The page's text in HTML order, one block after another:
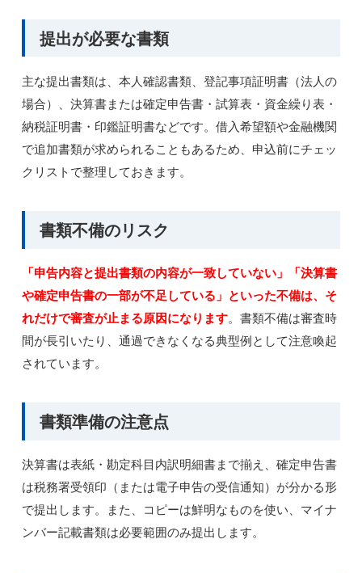
提出が必要な書類
主な提出書類は、本人確認書類、登記事項証明書（法人の
場合）、決算書または確定申告書・試算表・資金繰り表・
納税証明書・印鑑証明書などです。借入希望額や金融機関
で追加書類が求められることもあるため、申込前にチェッ
クリストで整理しておきます。
書類不備のリスク
「申告内容と提出書類の内容が一致していない」「決算書
や確定申告書の一部が不足している」といった不備は、そ
れだけで審査が止まる原因になります。書類不備は審査時
間が長引いたり、通過できなくなる典型例として注意喚起
されています。
書類準備の注意点
決算書は表紙・勘定科目内訳明細書まで揃え、確定申告書
は税務署受領印（または電子申告の受信通知）が分かる形
で提出します。また、コピーは鮮明なものを使い、マイナ
ンバー記載書類は必要範囲のみ提出します。